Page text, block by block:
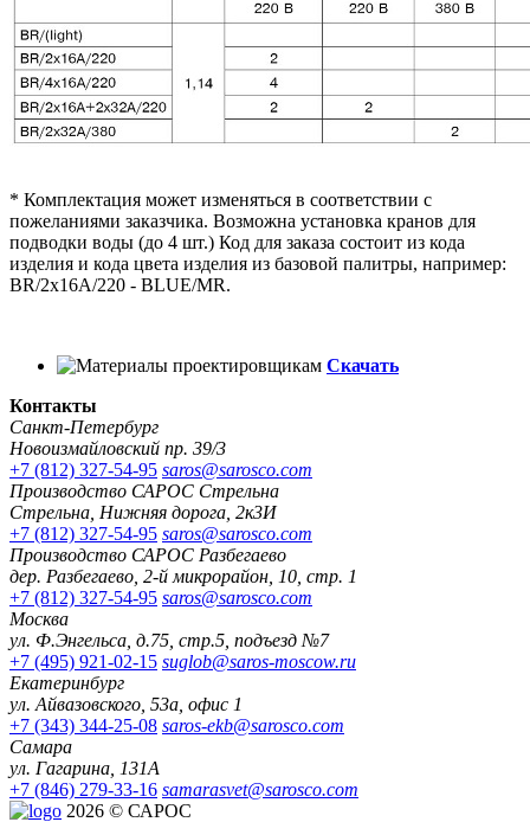
* Комплектация может изменяться в соответствии с
пожеланиями заказчика. Возможна установка кранов для
подводки воды (до 4 шт.) Код для заказа состоит из кода
изделия и кода цвета изделия из базовой палитры, например:
BR/2x16A/220 - BLUE/MR.
Скачать
Контакты
Санкт-Петербург
Новоизмайловский пр. 39/3
+7 (812) 327-54-95 saros@sarosco.com
Производство САРОС Стрельна
Стрельна, Нижняя дорога, 2к3И
+7 (812) 327-54-95 saros@sarosco.com
Производство САРОС Разбегаево
дер. Разбегаево, 2-й микрорайон, 10, стр. 1
+7 (812) 327-54-95 saros@sarosco.com
Москва
ул. Ф.Энгельса, д.75, стр.5, подъезд №7
+7 (495) 921-02-15 suglob@saros-moscow.ru
Екатеринбург
ул. Айвазовского, 53а, офис 1
+7 (343) 344-25-08 saros-ekb@sarosco.com
Самара
ул. Гагарина, 131А
+7 (846) 279-33-16 samarasvet@sarosco.com
2026 © САРОС